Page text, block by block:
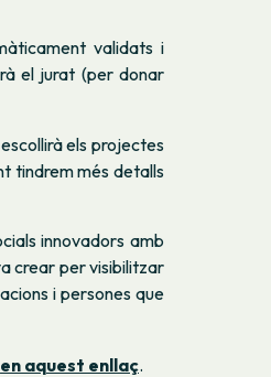
validats i
el jurat (per donar
escollirà els projectes
tindrem més detalls
innovadors amb
crear per visibilitzar
i persones que
en aquest enllaç.